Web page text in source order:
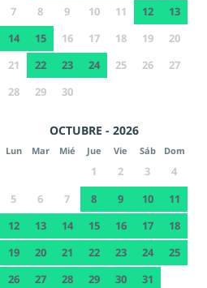
7
8 9 10 11 12
13
14
15 16 17 18 19
20
21
22 23 24 25 26
27
28
29 30
OCTUBRE - 2026
Lun Mar Mié Jue Vie Sáb Dom
1 2 3
4
5
6 7 8 9 10
11
12
13 14 15 16 17
18
19
20 21 22 23 24
25
26
27 28 29 30 31